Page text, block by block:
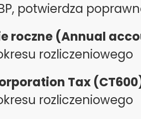
potwierdza
roczne (Annual
rozliczeniowego
Tax
rozliczeniowego